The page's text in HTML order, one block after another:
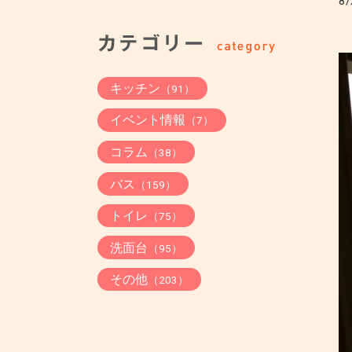
キッチン （91）
イベント情報 （7）
コラム （38）
バス （159）
トイレ （75）
洗面台 （95）
その他（203）